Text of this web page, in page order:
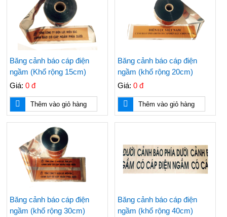
Băng cảnh báo cáp điện
ngầm (Khổ rộng 15cm)
Giá: 0 đ
Thêm vào giỏ hàng
Băng cảnh báo cáp điện
ngầm (khổ rộng 20cm)
Giá: 0 đ
Thêm vào giỏ hàng
Băng cảnh báo cáp điện
ngầm (khổ rộng 30cm)
Băng cảnh báo cáp điện
ngầm (khổ rộng 40cm)